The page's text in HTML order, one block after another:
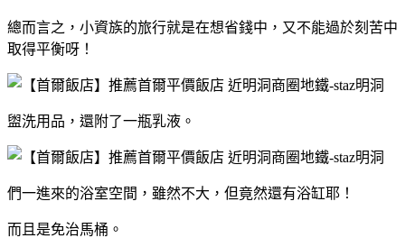
總而言之，小資族的旅行就是在想省錢中，又不能過於刻苦中
取得平衡呀！
盥洗用品，還附了一瓶乳液。
們一進來的浴室空間，雖然不大，但竟然還有浴缸耶！
而且是免治馬桶。